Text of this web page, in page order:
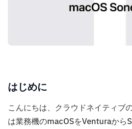
はじめに
こんにちは、クラウドネイティブ
は業務機のmacOSをVenturaから